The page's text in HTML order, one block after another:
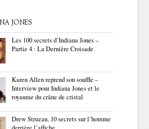
JONES
Les 100 secrets d’Indiana Jones –
Partie 4 : La Dernière Croisade
Karen Allen reprend son souffle –
Interview pour Indiana Jones et le
royaume du crâne de cristal
Drew Struzan, 10 secrets sur l’homme